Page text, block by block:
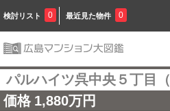
検討リスト 0 最近見た物件 0
パルハイツ呉中央５丁目（
価格 1,880万円